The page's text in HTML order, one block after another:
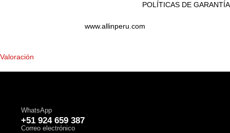
POLÍTICAS DE GARANTÍA
www.allinperu.com
Valoración
WhatsApp
+51 924 659 387
Correo electrónico